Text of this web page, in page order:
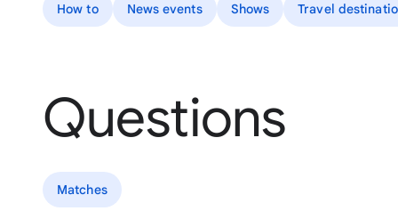
How to News events Shows Travel
Questions
Matches